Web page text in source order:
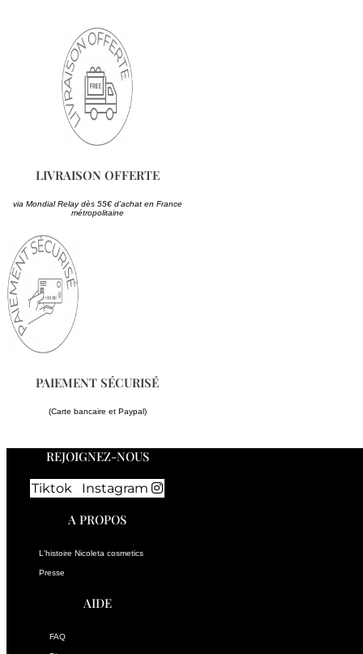
LIVRAISON OFFERTE
via Mondial Relay dès 55€ d’achat en France
métropolitaine
PAIEMENT SÉCURISÉ
(Carte bancaire et Paypal)
REJOIGNEZ-NOUS
Tiktok Instagram
A PROPOS
L'histoire Nicoleta cosmetics
Presse
AIDE
FAQ